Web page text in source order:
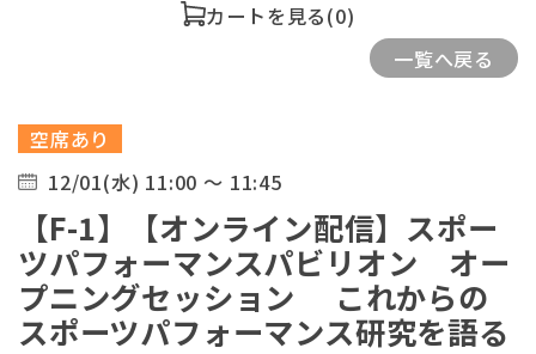
カートを見る(0)
一覧へ戻る
空席あり
12/01(水) 11:00 ～ 11:45
【F-1】【オンライン配信】スポー
ツパフォーマンスパビリオン オー
プニングセッション これからの
スポーツパフォーマンス研究を語る